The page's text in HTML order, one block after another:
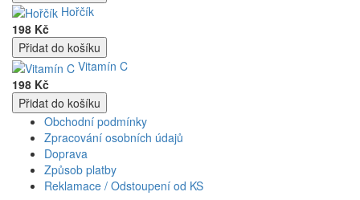
Hořčík
198 Kč
Vitamín C
198 Kč
Obchodní podmínky
Zpracování osobních údajů
Doprava
Způsob platby
Reklamace / Odstoupení od KS